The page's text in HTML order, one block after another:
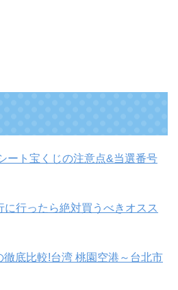
ート宝くじの注意点&当選番号
に行ったら絶対買うべきオスス
底比較!台湾 桃園空港～台北市